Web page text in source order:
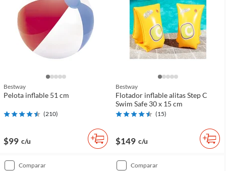
Bestway
Pelota inflable 51 cm
(210)
$99 c/u
Bestway
Flotador inflable alitas Step C
Swim Safe 30 x 15 cm
(15)
$149 c/u
comparar comparar